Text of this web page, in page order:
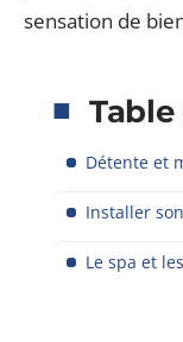
sensation de
Détente et
Installer
Le spa et